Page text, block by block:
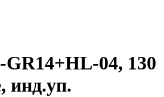
04, 130
инд.уп.